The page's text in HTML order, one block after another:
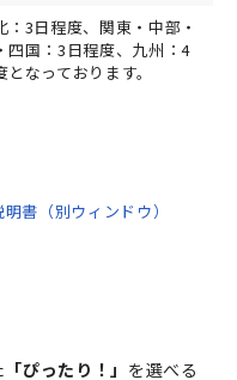
3日程度、関東・中部・
四国：3日程度、九州：4
なっております。
書（別ウィンドウ）
「ぴったり！」 を選べる